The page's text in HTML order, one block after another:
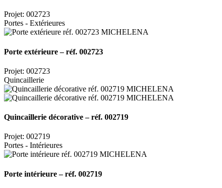
Projet: 002723
Portes - Extérieures
Porte extérieure – réf. 002723
Projet: 002723
Quincaillerie
Quincaillerie décorative – réf. 002719
Projet: 002719
Portes - Intérieures
Porte intérieure – réf. 002719